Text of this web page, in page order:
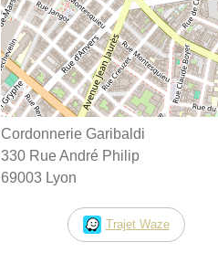
Cordonnerie Garibaldi
330 Rue André Philip
69003 Lyon
Trajet Waze